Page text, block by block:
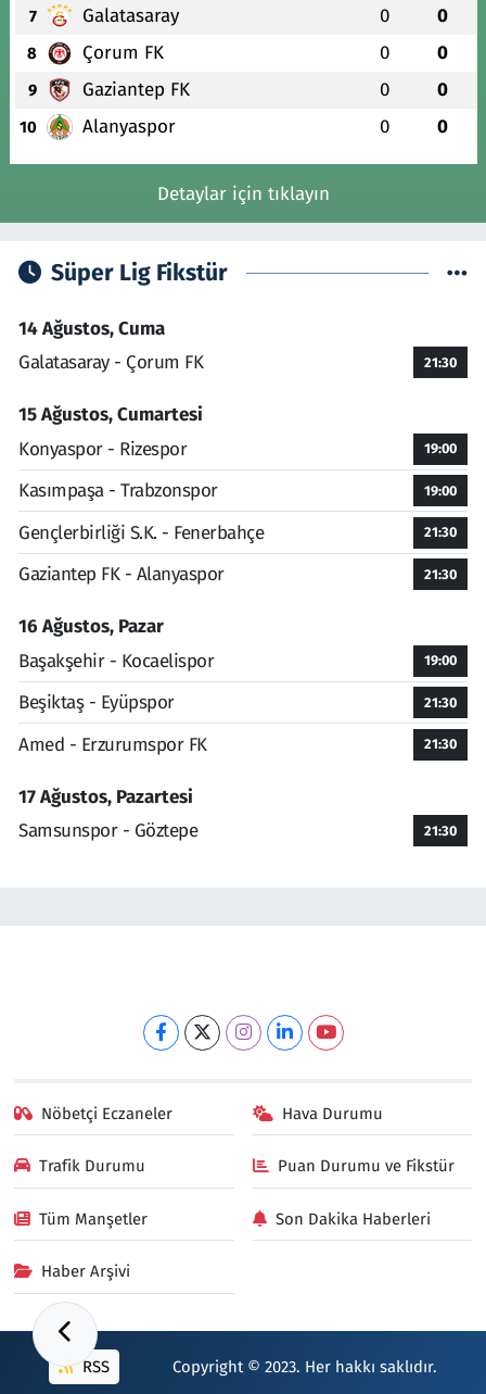
7 Galatasaray 0 0
8 Çorum FK 0 0
9 Gaziantep FK 0 0
10 Alanyaspor 0 0
Detaylar için tıklayın
Süper Lig Fikstür
14 Ağustos, Cuma
Galatasaray - Çorum FK
21:30
15 Ağustos, Cumartesi
Konyaspor - Rizespor
19:00
Kasımpaşa - Trabzonspor 19:00
Gençlerbirliği S.K. - Fenerbahçe 21:30
Gaziantep FK - Alanyaspor 21:30
16 Ağustos, Pazar
Başakşehir - Kocaelispor
19:00
Beşiktaş - Eyüpspor 21:30
Amed - Erzurumspor FK 21:30
17 Ağustos, Pazartesi
Samsunspor - Göztepe
21:30
Nöbetçi Eczaneler Hava Durumu
Trafik Durumu Puan Durumu ve Fikstür
Tüm Manşetler Son Dakika Haberleri
Haber Arşivi
RSS Copyright © 2023. Her hakkı saklıdır.